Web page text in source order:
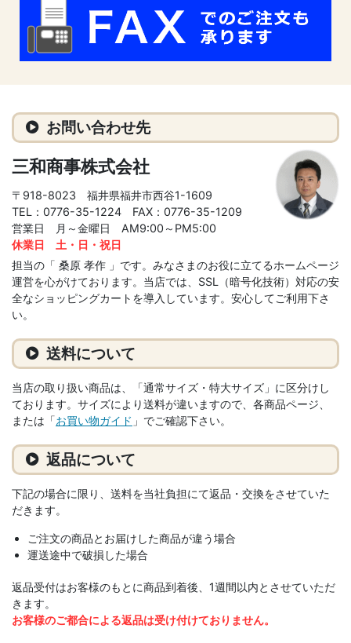
お問い合わせ先
三和商事株式会社
〒918-8023 福井県福井市西谷1-1609
TEL：0776-35-1224 FAX：0776-35-1209
営業日 月～金曜日 AM9:00～PM5:00
休業日 土・日・祝日
担当の「 桑原 孝作 」です。みなさまのお役に立てるホームページ
運営を心がけております。当店では、SSL（暗号化技術）対応の安
全なショッピングカートを導入しています。安心してご利用下さ
い。
送料について
当店の取り扱い商品は、「通常サイズ・特大サイズ」に区分けし
ております。サイズにより送料が違いますので、各商品ページ、
または「お買い物ガイド 」でご確認下さい。
返品について
下記の場合に限り、送料を当社負担にて返品・交換をさせていた
だきます。
ご注文の商品とお届けした商品が違う場合
運送途中で破損した場合
返品受付はお客様のもとに商品到着後、1週間以内とさせていただ
きます。
お客様のご都合による返品は受け付けておりません。